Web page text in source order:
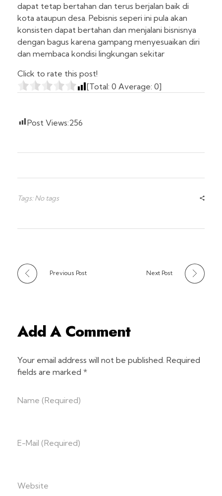
dapat tetap bertahan dan terus berjalan baik di
kota ataupun desa. Pebisnis seperi ini pula akan
konsisten dapat bertahan dan menjalani bisnisnya
dengan bagus karena gampang menyesuaikan diri
dan membaca kondisi lingkungan sekitar
Click to rate this post!
[Total: 0 Average: 0]
Post Views:256
Tags: No tags
Previous Post Next Post
Add A Comment
Your email address will not be published. Required
fields are marked *
Name (required)
E-Mail (required)
Website